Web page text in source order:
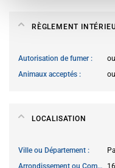
RÈGLEMENT
Autorisation de fumer
Animaux acceptés
LOCALISATION
Ville ou Département
Arrondissement ou Commune